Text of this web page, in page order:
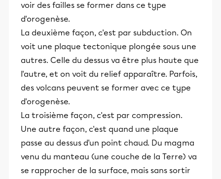
voir des failles se former dans ce type
d'orogenèse.
La deuxième façon, c'est par subduction. On
voit une plaque tectonique plongée sous une
autres. Celle du dessus va être plus haute que
l'autre, et on voit du relief apparaître. Parfois,
des volcans peuvent se former avec ce type
d'orogenèse.
La troisième façon, c'est par compression.
Une autre façon, c'est quand une plaque
passe au dessus d'un point chaud. Du magma
venu du manteau (une couche de la Terre) va
se rapprocher de la surface, mais sans sortir